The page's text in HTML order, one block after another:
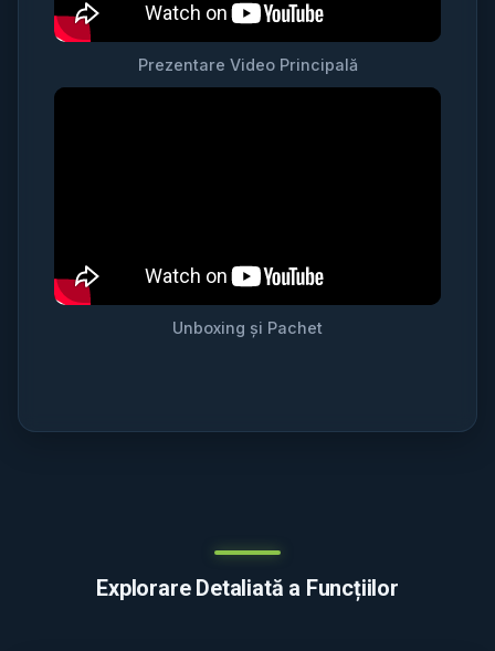
Prezentare Video Principală
Unboxing și Pachet
Explorare Detaliată a Funcțiilor